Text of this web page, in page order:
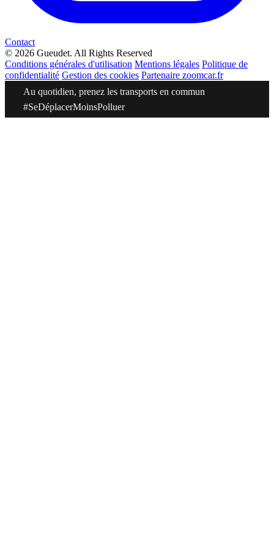
Contact
© 2026 Gueudet. All Rights Reserved
Conditions générales d'utilisation Mentions légales Politique de
confidentialité Gestion des cookies Partenaire zoomcar.fr
Au quotidien, prenez les transports en commun
#SeDéplacerMoinsPolluer